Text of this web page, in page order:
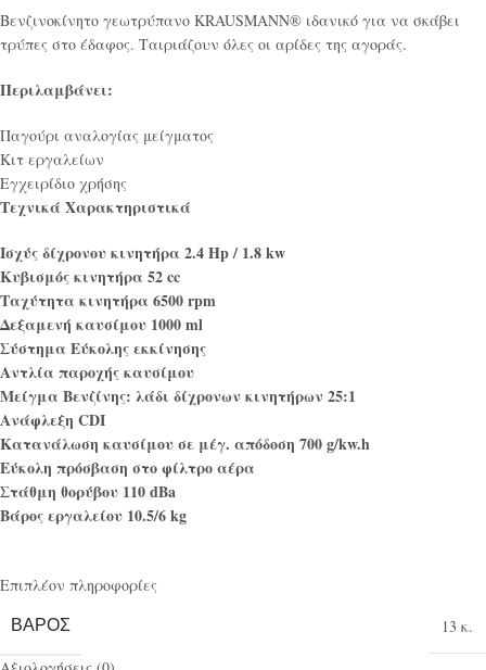
Βενζινοκίνητο γεωτρύπανο KRAUSMANN® ιδανικό για να σκάβει
τρύπες στο έδαφος. Ταιριάζουν όλες οι αρίδες της αγοράς.
Περιλαμβάνει:
Παγούρι αναλογίας μείγματος
Κιτ εργαλείων
Εγχειρίδιο χρήσης
Τεχνικά Χαρακτηριστικά
Ισχύς δίχρονου κινητήρα 2.4 Hp / 1.8 kw
Κυβισμός κινητήρα 52 cc
Ταχύτητα κινητήρα 6500 rpm
Δεξαμενή καυσίμου 1000 ml
Σύστημα Εύκολης εκκίνησης
Αντλία παροχής καυσίμου
Μείγμα Βενζίνης: λάδι δίχρονων κινητήρων 25:1
Ανάφλεξη CDI
Κατανάλωση καυσίμου σε μέγ. απόδοση 700 g/kw.h
Εύκολη πρόσβαση στο φίλτρο αέρα
Στάθμη θορύβου 110 dBa
Βάρος εργαλείου 10.5/6 kg
Επιπλέον πληροφορίες
ΒΆΡΟΣ
13 κ.